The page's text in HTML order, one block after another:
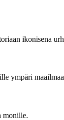
ikonisena
ympäri
monille.